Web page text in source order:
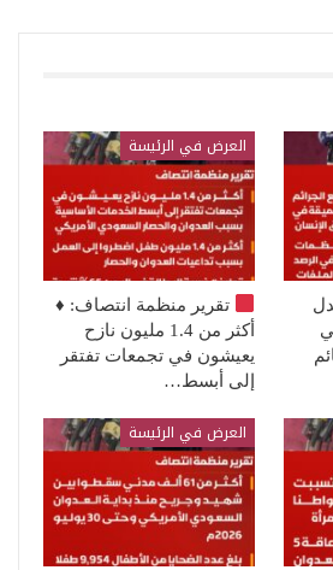
العرض في الرئيسة
تقرير منظمة انتصاف: ♦️
أكثر من 1.4 مليون نازح
يعيشون في تجمعات تفتقر
إلى أبسط…
العرض في الرئيسة